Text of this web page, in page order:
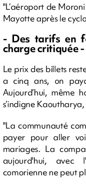
"L’aéroport de
Mayotte après le
- Des tarifs en
charge critiquée -
Le prix des billets
a cinq ans, on
Aujourd’hui, même
s’indigne
"La communauté
payer pour aller
mariages. La
aujourd'hui, avec
comorienne ne peut